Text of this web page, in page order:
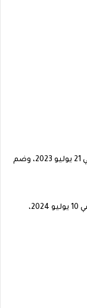
- *الموسم الأول*: بدأ في 21 نوفمبر 2022 وانتهى في 21 يوليو 2023، وضم
- *الموسم الثاني*: بدأ في 11 سبتمبر 2023 وانتهى في 10 يوليو 2024،